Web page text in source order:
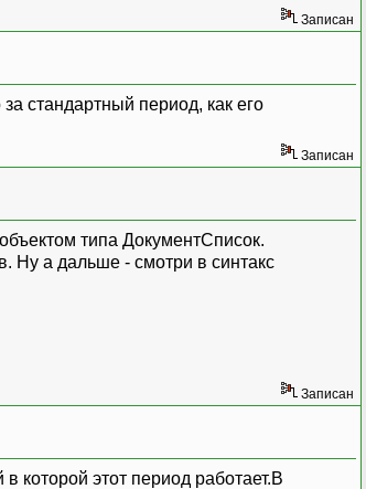
Записан
стандартный период, как его
Записан
типа ДокументСписок.
Ну а дальше - смотри в синтакс
Записан
которой этот период работает.В